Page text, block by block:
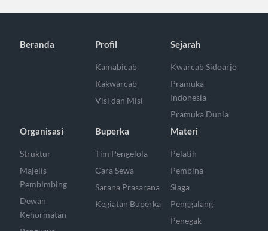
Beranda Profil
Kamabicab
Kakwarcab
Visi dan Misi
Sejarah
Kwarcab Sidoarjo
Pramuka
Indonesia
Pramuka Dunia
Organisasi
Struktur
Majelis
Pembimbing
Dewan
Kehormatan
Buperka
Tim Pengelola
Cara Sewa
Sarana Prasarana
Kegiatan Buperka
Materi
Pelatih
Pembina
Siaga
Penggalang
Penegak